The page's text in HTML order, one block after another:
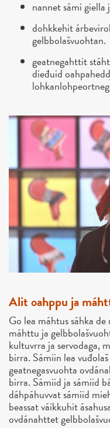
nannet sámi
dohkkehit
gelbbolašvuohtan.
geatnegahttit
dieđuid
Alit oahppu ja
Go lea máhtus sáhka
máhttu ja
kultuvrra ja servodaga,
birra. Sámiin lea
geatnegasvuohta
birra. Sámiid ja sámiid
dáhpáhuvvat sámiid
beassat váikkuhit
ovdánahttet